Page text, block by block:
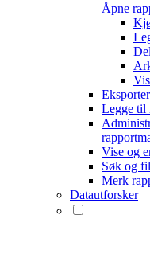
Åpne
Legge til
Vise og
Søk og
Merk
Datautforsker